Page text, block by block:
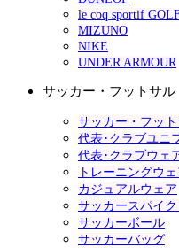
le coq sportif
MIZUNO
NIKE
UNDER ARMOUR
サッカー・フットサル
サッカー・フッ
代表･クラブユニ
代表･クラブウェ
トレーニングウ
カジュアルウェア
サッカースパイ
サッカーボール
サッカーバッグ